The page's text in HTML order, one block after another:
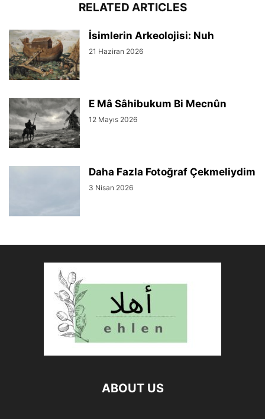
RELATED ARTICLES
İsimlerin Arkeolojisi: Nuh
21 Haziran 2026
E Mâ Sâhibukum Bi Mecnûn
12 Mayıs 2026
Daha Fazla Fotoğraf Çekmeliydim
3 Nisan 2026
ABOUT US